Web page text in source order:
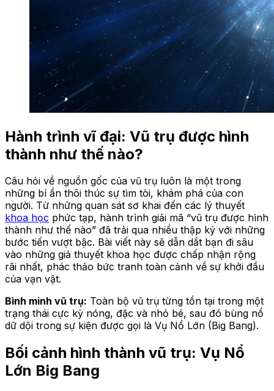
Hành trình vĩ đại: Vũ trụ được hình
thành như thế nào?
Câu hỏi về nguồn gốc của vũ trụ luôn là một trong
những bí ẩn thôi thúc sự tìm tòi, khám phá của con
người. Từ những quan sát sơ khai đến các lý thuyết
khoa học phức tạp, hành trình giải mã “vũ trụ được hình
thành như thế nào” đã trải qua nhiều thập kỷ với những
bước tiến vượt bậc. Bài viết này sẽ dẫn dắt bạn đi sâu
vào những giả thuyết khoa học được chấp nhận rộng
rãi nhất, phác thảo bức tranh toàn cảnh về sự khởi đầu
của vạn vật.
Bình minh vũ trụ: Toàn bộ vũ trụ từng tồn tại trong một
trạng thái cực kỳ nóng, đặc và nhỏ bé, sau đó bùng nổ
dữ dội trong sự kiện được gọi là Vụ Nổ Lớn (Big Bang).
Bối cảnh hình thành vũ trụ: Vụ Nổ
Lớn Big Bang